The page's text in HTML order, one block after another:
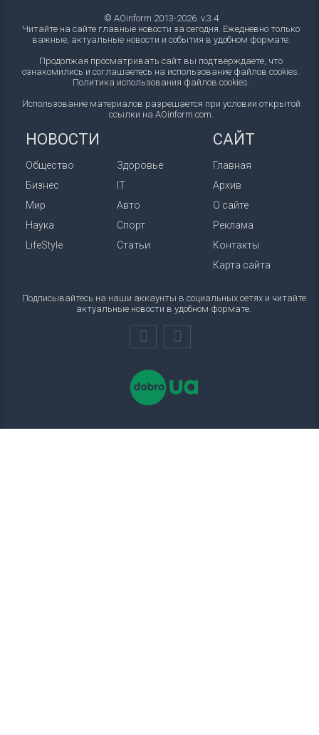
© AOinform 2013-2026. v.3.4
Читайте на сайте главные новости за сегодня. Ежедневно только
важные, актуальные новости и события в удобном формате.
Продолжая просматривать сайт вы подтверждаете, что
ознакомились и соглашаетесь на использование файлов cookies.
Политика использования файлов cookies.
Использование материалов разрешается при условии открытой
ссылки на AOinform.com.
НОВОСТИ
Общество
Бизнес
Мир
Наука
LifeStyle
Здоровье
IT
Авто
Спорт
Статьи
САЙТ
Главная
Архив
О сайте
Реклама
Контакты
Карта сайта
Подписывайтесь на наши аккаунты в социальных сетях и читайте
актуальные новости в удобном формате.